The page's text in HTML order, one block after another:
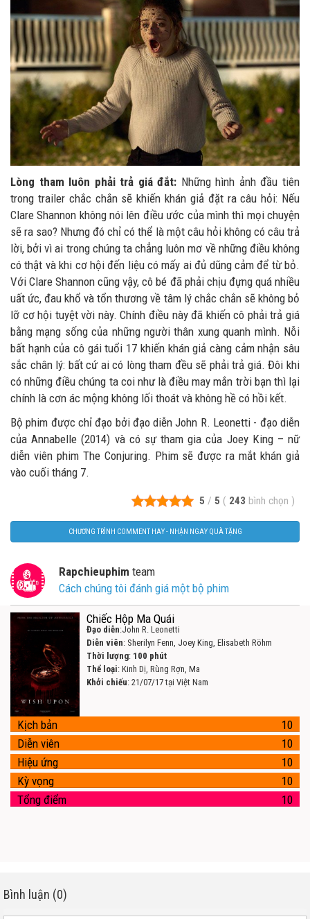
Lòng tham luôn phải trả giá đắt: Những hình ảnh đầu tiên
trong trailer chắc chắn sẽ khiến khán giả đặt ra câu hỏi: Nếu
Clare Shannon không nói lên điều ước của mình thì mọi chuyện
sẽ ra sao? Nhưng đó chỉ có thể là một câu hỏi không có câu trả
lời, bởi vì ai trong chúng ta chẳng luôn mơ về những điều không
có thật và khi cơ hội đến liệu có mấy ai đủ dũng cảm để từ bỏ.
Với Clare Shannon cũng vậy, cô bé đã phải chịu đựng quá nhiều
uất ức, đau khổ và tổn thương về tâm lý chắc chắn sẽ không bỏ
lỡ cơ hội tuyệt vời này. Chính điều này đã khiến cô phải trả giá
bằng mạng sống của những người thân xung quanh mình. Nỗi
bất hạnh của cô gái tuổi 17 khiến khán giả càng cảm nhận sâu
sắc chân lý: bất cứ ai có lòng tham đều sẽ phải trả giá. Đôi khi
có những điều chúng ta coi như là điều may mắn trời bạn thì lại
chính là cơn ác mộng không lối thoát và không hề có hồi kết.
Bộ phim được chỉ đạo bởi đạo diễn John R. Leonetti - đạo diễn
của Annabelle (2014) và có sự tham gia của Joey King – nữ
diễn viên phim The Conjuring. Phim sẽ được ra mắt khán giả
vào cuối tháng 7.
5 / 5 ( 243 bình chọn )
CHƯƠNG TRÌNH COMMENT HAY - NHẬN NGAY QUÀ TẶNG
Rapchieuphim team
Cách chúng tôi đánh giá một bộ phim
Chiếc Hộp Ma Quái
Đạo diễn:John R. Leonetti
Diễn viên: Sherilyn Fenn, Joey King, Elisabeth Röhm
Thời lượng: 100 phút
Thể loại: Kinh Dị, Rùng Rợn, Ma
Khởi chiếu: 21/07/17 tại Việt Nam
Kịch bản
10
Diễn viên
10
Hiệu ứng
10
Kỳ vọng
10
Tổng điểm
10
Bình luận (0)